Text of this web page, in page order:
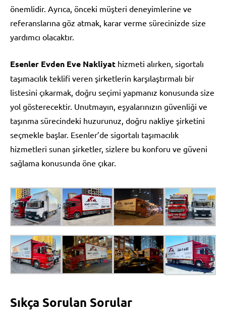
önemlidir. Ayrıca, önceki müşteri deneyimlerine ve
referanslarına göz atmak, karar verme sürecinizde size
yardımcı olacaktır.
Esenler Evden Eve Nakliyat hizmeti alırken, sigortalı
taşımacılık teklifi veren şirketlerin karşılaştırmalı bir
listesini çıkarmak, doğru seçimi yapmanız konusunda size
yol gösterecektir. Unutmayın, eşyalarınızın güvenliği ve
taşınma sürecindeki huzurunuz, doğru nakliye şirketini
seçmekle başlar. Esenler’de sigortalı taşımacılık
hizmetleri sunan şirketler, sizlere bu konforu ve güveni
sağlama konusunda öne çıkar.
Sıkça Sorulan Sorular